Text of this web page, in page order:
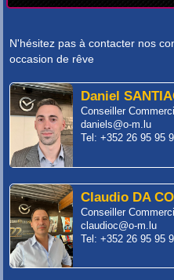
N'hésitez pas à contacter nos
occasion de rêve
Daniel
Conseiller
daniels@o-m.lu
Tel: +352 26 95 95
Claudio DA
Conseiller
claudioc@o-m.lu
Tel: +352 26 95 95